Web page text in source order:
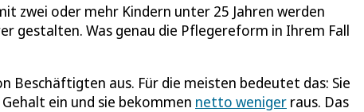
zwei oder mehr Kindern unter 25 Jahren werden
gestalten. Was genau die Pflegereform in Ihrem Fall
Beschäftigten aus. Für die meisten bedeutet das: Sie
ein und sie bekommen netto weniger raus. Das